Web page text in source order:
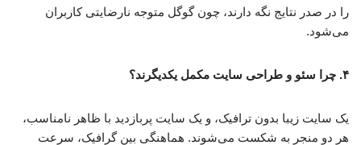
را در صدر نتایج نگه دارند، چون گوگل متوجه نارضایتی کاربران
می‌شود.
۴. چرا سئو و طراحی سایت مکمل یکدیگرند؟
یک سایت زیبا بدون ترافیک، و یک سایت پربازدید با ظاهر نامناسب،
هر دو منجر به شکست می‌شوند. هماهنگی بین گرافیک، سرعت